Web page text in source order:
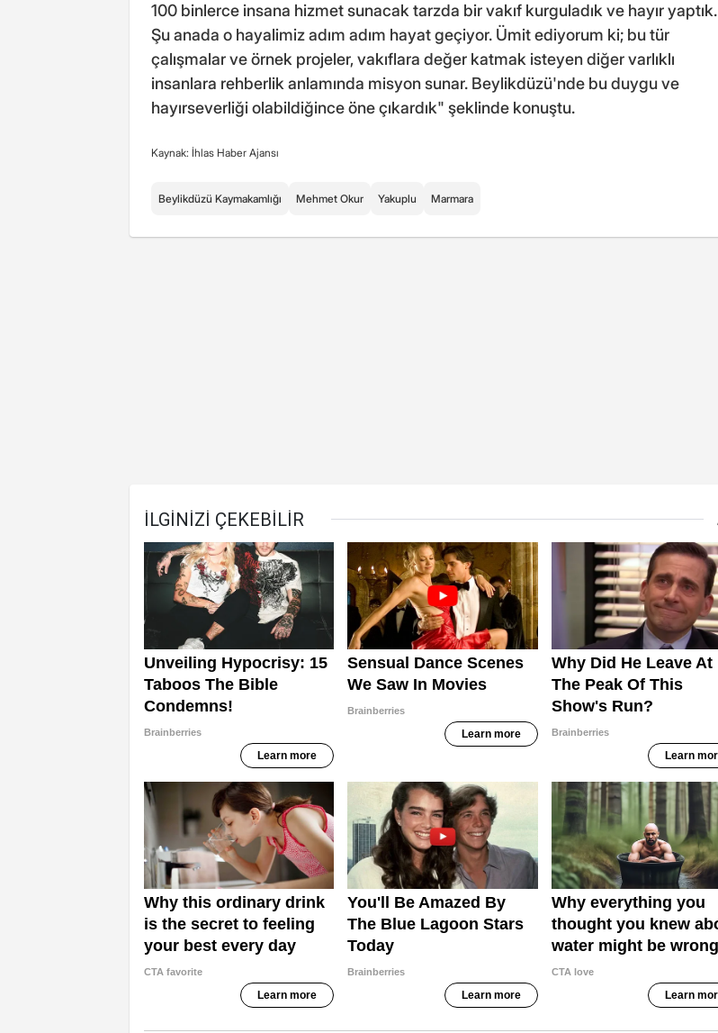
100 binlerce insana hizmet sunacak tarzda bir vakıf kurguladık ve hayır yaptık.
Şu anada o hayalimiz adım adım hayat geçiyor. Ümit ediyorum ki; bu tür
çalışmalar ve örnek projeler, vakıflara değer katmak isteyen diğer varlıklı
insanlara rehberlik anlamında misyon sunar. Beylikdüzü'nde bu duygu ve
hayırseverliği olabildiğince öne çıkardık" şeklinde konuştu.
Kaynak: İhlas Haber Ajansı
Beylikdüzü Kaymakamlığı Mehmet Okur Yakuplu Marmara